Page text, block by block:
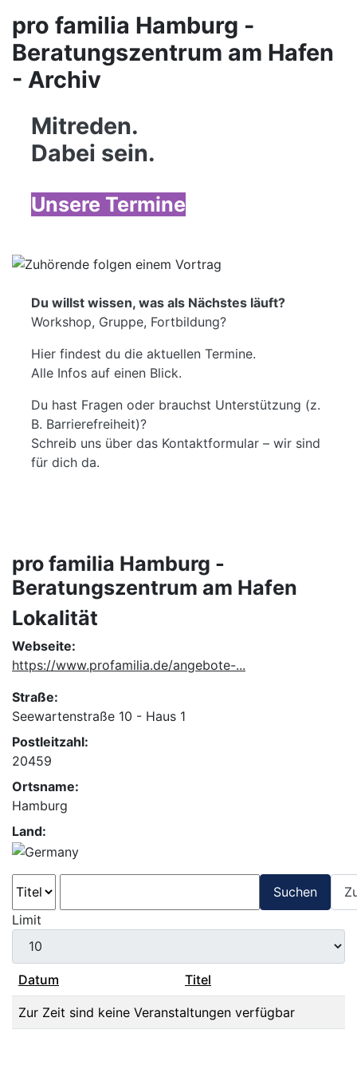
pro familia Hamburg -
Beratungszentrum am Hafen
- Archiv
Mitreden.
Dabei sein.
Unsere Termine
Du willst wissen, was als Nächstes läuft?
Workshop, Gruppe, Fortbildung?
Hier findest du die aktuellen Termine.
Alle Infos auf einen Blick.
Du hast Fragen oder brauchst Unterstützung (z.
B. Barrierefreiheit)?
Schreib uns über das Kontaktformular – wir sind
für dich da.
pro familia Hamburg -
Beratungszentrum am Hafen
Lokalität
Webseite:
https://www.profamilia.de/angebote-...
Straße:
Seewartenstraße 10 - Haus 1
Postleitzahl:
20459
Ortsname:
Hamburg
Land:
Suchen
Limit
Datum Titel
Zur Zeit sind keine Veranstaltungen verfügbar